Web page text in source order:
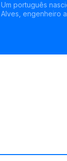
Um português
Alves, engenheiro